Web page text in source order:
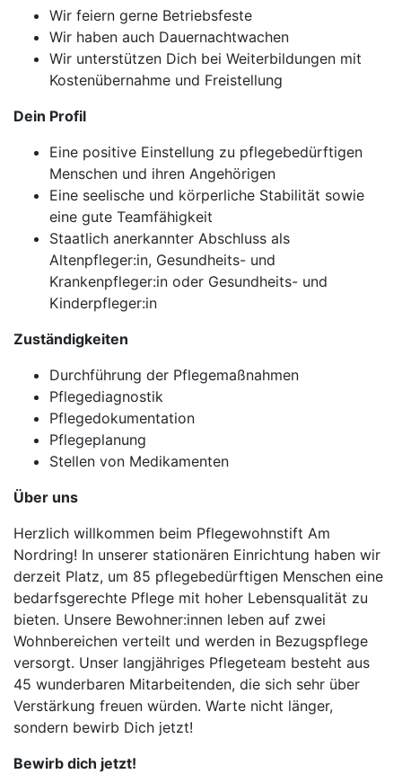
Wir feiern gerne Betriebsfeste
Wir haben auch Dauernachtwachen
Wir unterstützen Dich bei Weiterbildungen mit
Kostenübernahme und Freistellung
Dein Profil
Eine positive Einstellung zu pflegebedürftigen
Menschen und ihren Angehörigen
Eine seelische und körperliche Stabilität sowie
eine gute Teamfähigkeit
Staatlich anerkannter Abschluss als
Altenpfleger:in, Gesundheits- und
Krankenpfleger:in oder Gesundheits- und
Kinderpfleger:in
Zuständigkeiten
Durchführung der Pflegemaßnahmen
Pflegediagnostik
Pflegedokumentation
Pflegeplanung
Stellen von Medikamenten
Über uns
Herzlich willkommen beim Pflegewohnstift Am
Nordring! In unserer stationären Einrichtung haben wir
derzeit Platz, um 85 pflegebedürftigen Menschen eine
bedarfsgerechte Pflege mit hoher Lebensqualität zu
bieten. Unsere Bewohner:innen leben auf zwei
Wohnbereichen verteilt und werden in Bezugspflege
versorgt. Unser langjähriges Pflegeteam besteht aus
45 wunderbaren Mitarbeitenden, die sich sehr über
Verstärkung freuen würden. Warte nicht länger,
sondern bewirb Dich jetzt!
Bewirb dich jetzt!